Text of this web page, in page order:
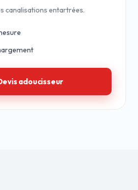
canalisations entartrées.
adoucisseur